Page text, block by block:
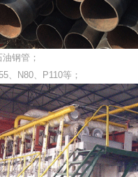
钢管；
N80、P110等；